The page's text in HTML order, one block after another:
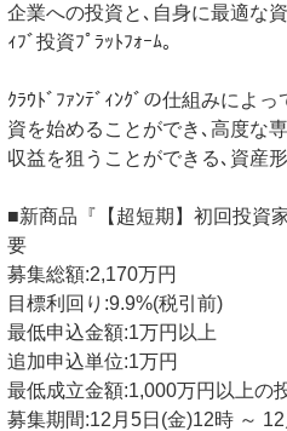
企業への投資と､自身に最適な
ｨﾌﾞ投資ﾌﾟﾗｯﾄﾌｫｰﾑ｡
ｸﾗｳﾄﾞﾌｧﾝﾃﾞｨﾝｸﾞの仕組みによ
資を始めることができ､高度な
収益を狙うことができる､資産
■新商品『【超短期】初回投資
要
募集総額:2,170万円
目標利回り:9.9%(税引前)
最低申込金額:1万円以上
追加申込単位:1万円
最低成立金額:1,000万円以上の
募集期間:12月5日(金)12時 ～